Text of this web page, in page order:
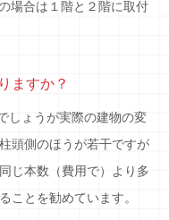
場合は１階と２階に取付
ますか？
ょうが実際の建物の変
頭側のほうが若干ですが
じ本数（費用で）より多
ことを勧めています。